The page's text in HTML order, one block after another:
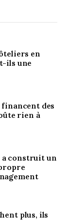
en
ils une
financent des
rien à
a construit un
plus, ils